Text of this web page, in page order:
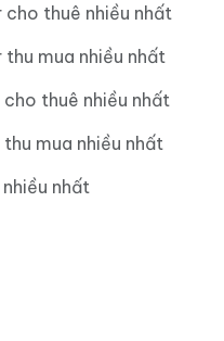
cho thuê nhiều nhất
thu mua nhiều nhất
cho thuê nhiều nhất
mua nhiều nhất
nhất